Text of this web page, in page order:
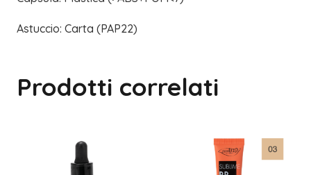
Astuccio: Carta (PAP22)
Prodotti correlati